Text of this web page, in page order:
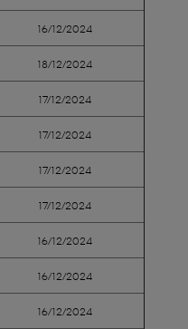
16/12/2024
18/12/2024
17/12/2024
17/12/2024
17/12/2024
17/12/2024
16/12/2024
16/12/2024
16/12/2024